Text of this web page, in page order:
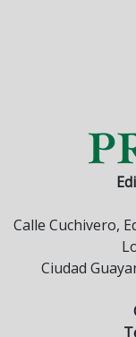
Calle Cuchivero,
Ciudad